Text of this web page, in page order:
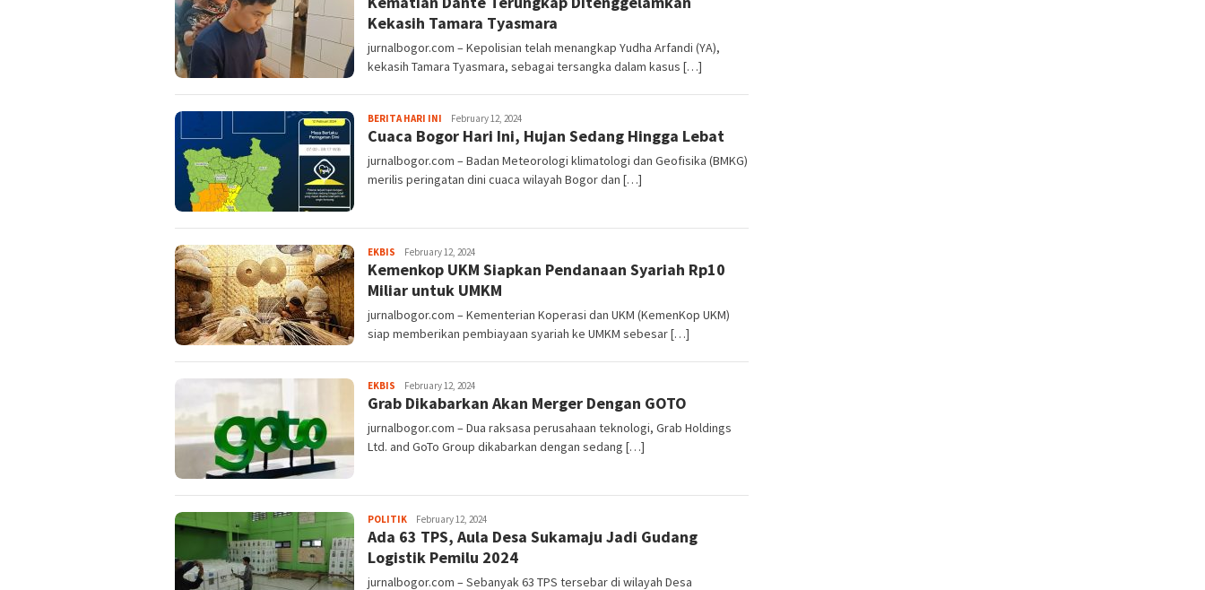
Kekasih Tamara Tyasmara
jurnalbogor.com – Kepolisian telah menangkap Yudha Arfandi (YA),
kekasih Tamara Tyasmara, sebagai tersangka dalam kasus […]
BERITA HARI INI Sayyev
February 12, 2024
Cuaca Bogor Hari Ini, Hujan Sedang Hingga Lebat
jurnalbogor.com – Badan Meteorologi klimatologi dan Geofisika (BMKG)
merilis peringatan dini cuaca wilayah Bogor dan […]
EKBIS Sayyev
February 12, 2024
Kemenkop UKM Siapkan Pendanaan Syariah Rp10
Miliar untuk UMKM
jurnalbogor.com – Kementerian Koperasi dan UKM (KemenKop UKM)
siap memberikan pembiayaan syariah ke UMKM sebesar […]
EKBIS Sayyev
February 12, 2024
Grab Dikabarkan Akan Merger Dengan GOTO
jurnalbogor.com – Dua raksasa perusahaan teknologi, Grab Holdings
Ltd. and GoTo Group dikabarkan dengan sedang […]
POLITIKSayyev
February 12, 2024
Ada 63 TPS, Aula Desa Sukamaju Jadi Gudang
Logistik Pemilu 2024
jurnalbogor.com – Sebanyak 63 TPS tersebar di wilayah Desa